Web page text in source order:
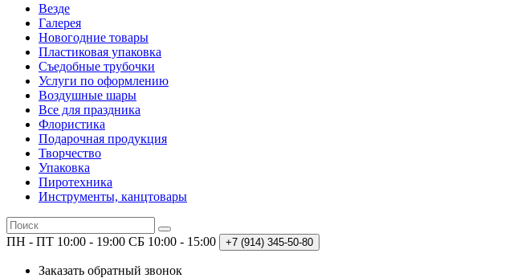
Везде
Галерея
Новогодние товары
Пластиковая упаковка
Съедобные трубочки
Услуги по оформлению
Воздушные шары
Все для праздника
Флористика
Подарочная продукция
Творчество
Упаковка
Пиротехника
Инструменты, канцтовары
ПН - ПТ 10:00 - 19:00 СБ 10:00 - 15:00 +7 (914) 345-50-80
Заказать обратный звонок